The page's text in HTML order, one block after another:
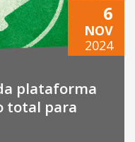
6
NOV
2024
plataforma
total para